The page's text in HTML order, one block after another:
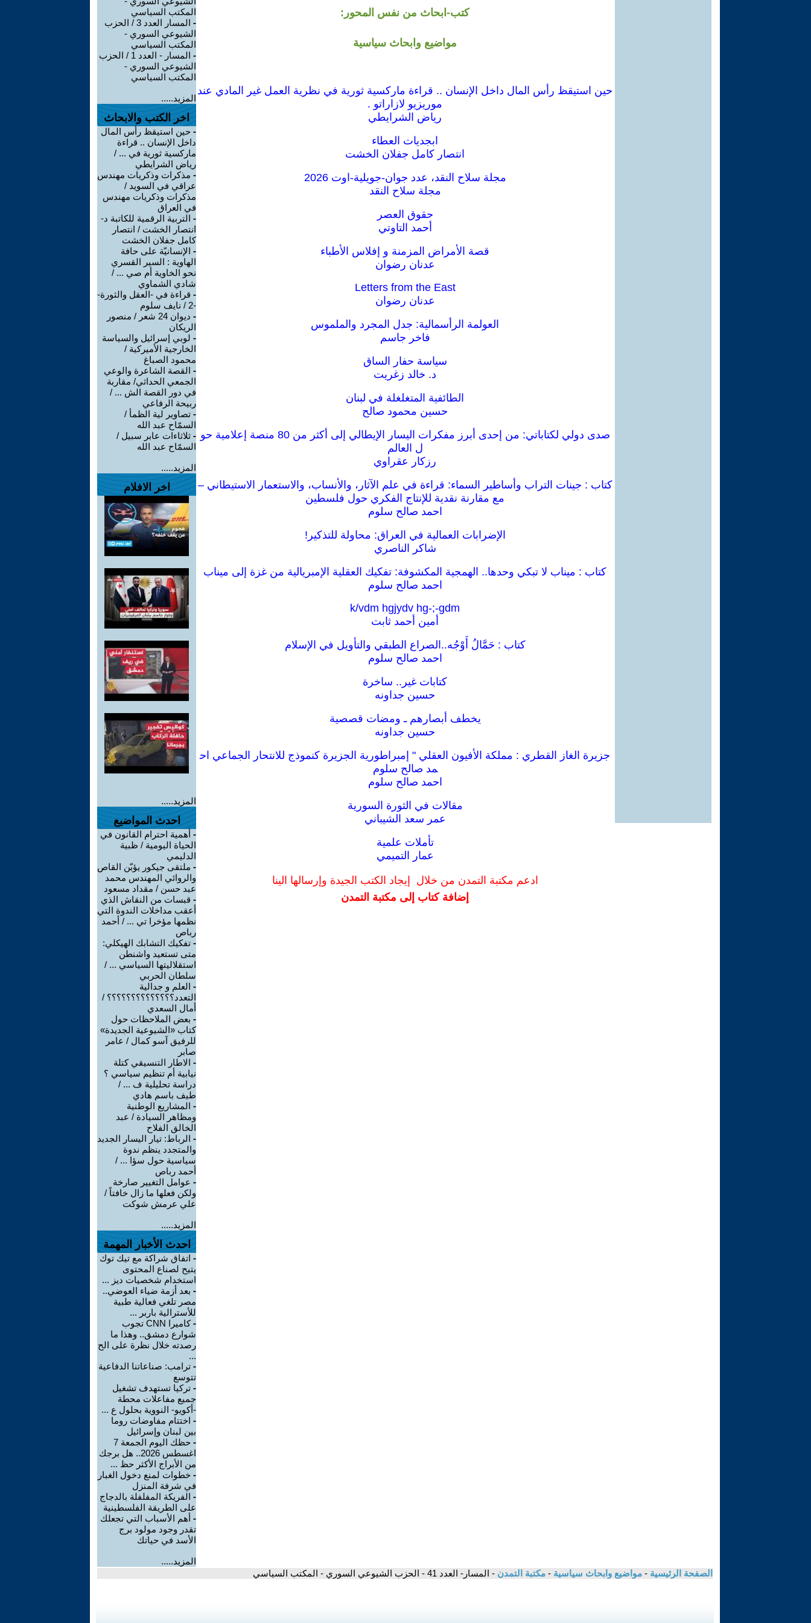
كتب-ابحاث من نفس المحور:
مواضيع وابحاث سياسية
حين استيقظ رأس المال داخل الإنسان .. قراءة ماركسية ثورية في نظرية العمل غير المادي عند
موريزيو لازاراتو .
رياض الشرايطي
ابجديات العطاء
انتصار كامل جفلان الخشت
مجلة سلاح النقد، عدد جوان-جويلية-اوت 2026
مجلة سلاح النقد
حقوق العصر
أحمد التاوتي
قصة الأمراض المزمنة و إفلاس الأطباء
عدنان رضوان
Letters from the East
عدنان رضوان
العولمة الرأسمالية: جدل المجرد والملموس
فاخر جاسم
سياسة حفار الساق
د. خالد زغريت
الطائفية المتغلغلة في لبنان
حسين محمود صالح
صدى دولي لكتاباتي: من إحدى أبرز مفكرات اليسار الإيطالي إلى أكثر من 80 منصة إعلامية حو
ل العالم
رزكار عقراوي
كتاب : جينات التراب وأساطير السماء: قراءة في علم الآثار، والأنساب، والاستعمار الاستيطاني –
مع مقارنة نقدية للإنتاج الفكري حول فلسطين
احمد صالح سلوم
الإضرابات العمالية في العراق: محاولة للتذكير!
شاكر الناصري
كتاب : ميناب لا تبكي وحدها.. الهمجية المكشوفة: تفكيك العقلية الإمبريالية من غزة إلى ميناب
احمد صالح سلوم
k/vdm hgjydv hg-;-gdm
أمين أحمد ثابت
كتاب : حَمَّالُ أَوْجُه..الصراع الطبقي والتأويل في الإسلام
احمد صالح سلوم
كتابات غير.. ساخرة
حسين جداونه
يخطف أبصارهم ـ ومضات قصصية
حسين جداونه
جزيرة الغاز القطري : مملكة الأفيون العقلي " إمبراطورية الجزيرة كنموذج للانتحار الجماعي اح
مد صالح سلوم
احمد صالح سلوم
مقالات في الثورة السورية
عمر سعد الشيباني
تأملات علمية
عمار التميمي
ادعم مكتبة التمدن من خلال إيجاد الكتب الجيدة وإرسالها الينا
إضافة كتاب إلى مكتبة التمدن
المكتب السياسي
-
المسار العدد 3 / الحزب
الشيوعي السوري -
المكتب السياسي
-
المسار - العدد 1 / الحزب
الشيوعي السوري -
المكتب السياسي
المزيد.....
اخر الكتب والابحاث
- حين استيقظ رأس المال
داخل الإنسان .. قراءة
ماركسية ثورية في ... /
رياض الشرايطي
- مذكرات وذكريات مهندس
عراقي في السويد /
مذكرات وذكريات مهندس
في العراق
- التربية الرقمية للكاتبة د-
انتصار الخشت / انتصار
كامل جفلان الخشت
- الإنسانيّة على حافة
الهاوية : السير القسري
نحو الخاوية أم صي ... /
شادي الشماوي
- قراءة في -العقل والثورة-
-2 / نايف سلوم
-
ديوان 24 شعر / منصور
الريكان
- لوبي إسرائيل والسياسة
الخارجية الأميركية /
محمود الصباغ
- القصة الشاعرة والوعي
الجمعي الحداثي/ مقاربة
في دور القصة الش ... /
ربيحة الرفاعي
- تصاوير لية الظمأ /
السمّاح عبد الله
- ثلاثاءات عابر سبيل /
السمّاح عبد الله
المزيد.....
اخر الافلام
المزيد.....
احدث المواضيع
- أهمية احترام القانون في
الحياة اليومية / ظبية
الدليمي
- ملتقى جيكور يؤبّن القاص
والروائي المهندس محمد
عبد حسن / مقداد مسعود
- قبسات من النقاش الذي
أعقب مداخلات الندوة التي
نظمها مؤخرا تي ... / أحمد
رباص
- تفكيك التشابك الهيكلي:
متى تستعيد واشنطن
استقلاليتها السياسي ... /
سلطان الحربي
- العلم و جدالية
التعدد؟؟؟؟؟؟؟؟؟؟؟؟؟؟ /
أمال السعدي
- بعض الملاحظات حول
كتاب «الشيوعية الجديدة»
للرفيق آسو كمال / عامر
صابر
- الاطار التنسيقي كتلة
نيابية أم تنظيم سياسي ؟
دراسة تحليلية ف ... /
طيف باسم هادي
- المشاريع الوطنية
ومظاهر السيادة / عبد
الخالق الفلاح
- الرباط: تيار اليسار الجديد
والمتجدد ينظم ندوة
سياسية حول سؤا ... /
أحمد رباص
- عوامل التغيير صارخة
ولكن فعلها ما زال خافتاً /
علي عرمش شوكت
المزيد.....
احدث الأخبار المهمة
- اتفاق شراكة مع تيك توك
يتيح لصناع المحتوى
استخدام شخصيات ديز ...
- بعد أزمة ضياء العوضي..
مصر تلغي فعالية طبية
للأسترالية باربر ...
-
كاميرا CNN تجوب
شوارع دمشق.. وهذا ما
رصدته خلال نظرة على الح
...
- ترامب: صناعاتنا الدفاعية
تتوسع
- تركيا تستهدف تشغيل
جميع مفاعلات محطة
-أكويو- النووية بحلول ع ...
- اختتام مفاوضات روما
بين لبنان وإسرائيل
-
حظك اليوم الجمعة 7
اغسطس 2026.. هل برجك
من الأبراج الأكثر حظ ...
- خطوات لمنع دخول الغبار
في شرفة المنزل
- الفريكة المفلفلة بالدجاج
على الطريقة الفلسطينية
- أهم الأسباب التي تجعلك
تقدر وجود مولود برج
الأسد في حياتك
المزيد.....
الصفحة الرئيسية - مواضيع وابحاث سياسية - مكتبة التمدن - المسار- العدد 41 - الحزب الشيوعي السوري - المكتب السياسي